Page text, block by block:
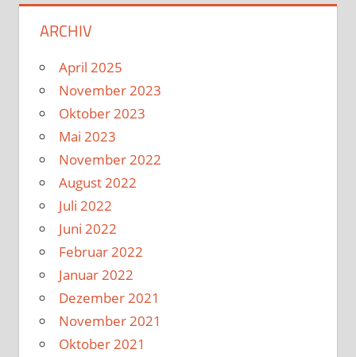
ARCHIV
April 2025
November 2023
Oktober 2023
Mai 2023
November 2022
August 2022
Juli 2022
Juni 2022
Februar 2022
Januar 2022
Dezember 2021
November 2021
Oktober 2021